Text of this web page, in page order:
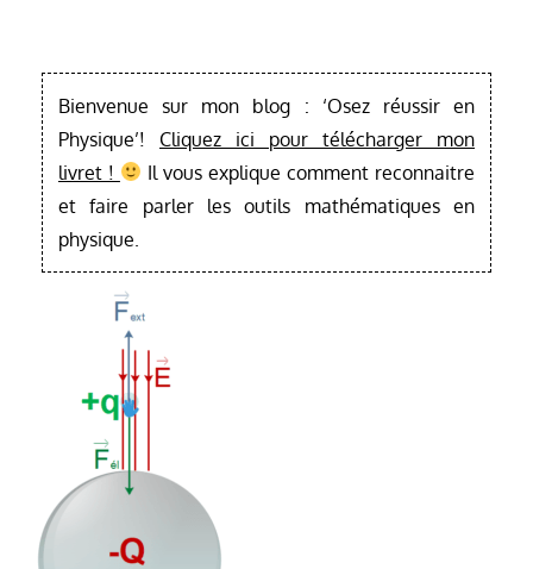
Bienvenue sur mon blog : ‘Osez réussir en
Physique’! Cliquez ici pour télécharger mon
livret !
Il vous explique comment reconnaitre
et faire parler les outils mathématiques en
physique.